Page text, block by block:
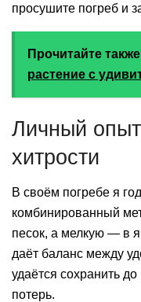
просушите погреб и
Прочитайте
растение с
Личный
хитрости
В своём погребе я
комбинированный
песок, а мелкую — в
даёт баланс между
удаётся сохранить
потерь.